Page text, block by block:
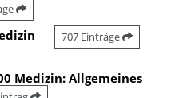
707 Einträge
Medizin: Allgemeines